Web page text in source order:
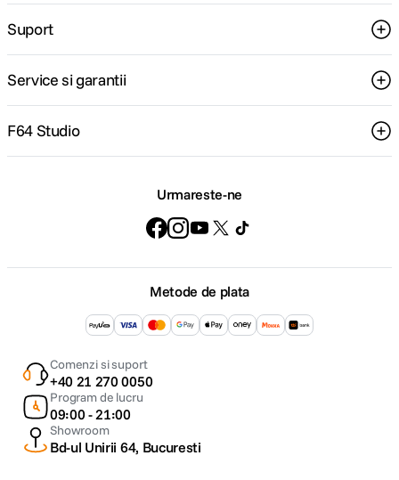
Suport
Service si garantii
F64 Studio
Urmareste-ne
Metode de plata
Comenzi si suport
+40 21 270 0050
Program de lucru
09:00 - 21:00
Showroom
Bd-ul Unirii 64, Bucuresti